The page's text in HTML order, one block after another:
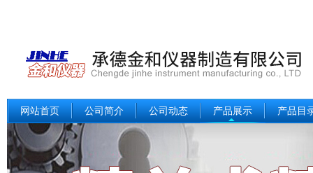
网站首页 公司简介 公司动态 产品展示 产品目